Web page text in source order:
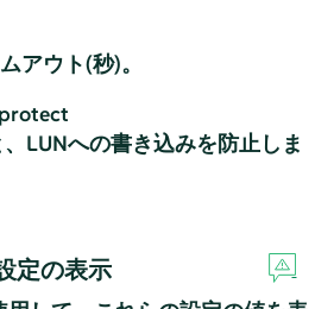
アウト(秒)。
LUNへの書き込みを防止しま
定の表示